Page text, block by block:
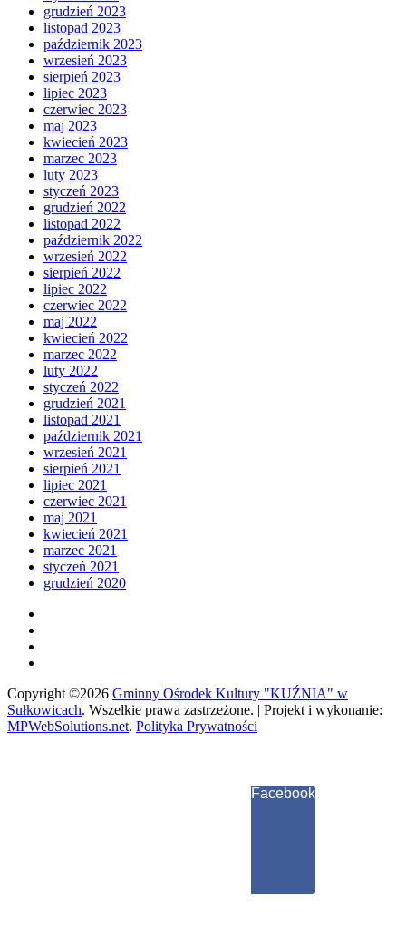
grudzień 2023
listopad 2023
październik 2023
wrzesień 2023
sierpień 2023
lipiec 2023
czerwiec 2023
maj 2023
kwiecień 2023
marzec 2023
luty 2023
styczeń 2023
grudzień 2022
listopad 2022
październik 2022
wrzesień 2022
sierpień 2022
lipiec 2022
czerwiec 2022
maj 2022
kwiecień 2022
marzec 2022
luty 2022
styczeń 2022
grudzień 2021
listopad 2021
październik 2021
wrzesień 2021
sierpień 2021
lipiec 2021
czerwiec 2021
maj 2021
kwiecień 2021
marzec 2021
styczeń 2021
grudzień 2020
Copyright ©2026 Gminny Ośrodek Kultury "KUŹNIA" w
Sułkowicach. Wszelkie prawa zastrzeżone. | Projekt i wykonanie:
MPWebSolutions.net. Polityka Prywatności
Facebook